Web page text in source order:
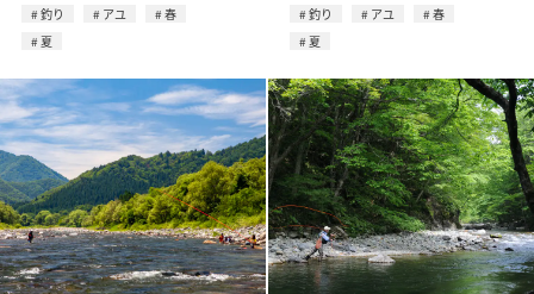
釣り
アユ
春
夏
釣り
アユ
春
夏